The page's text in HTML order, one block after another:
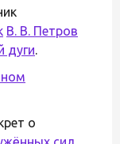
В. В. Петров
дуги.
о